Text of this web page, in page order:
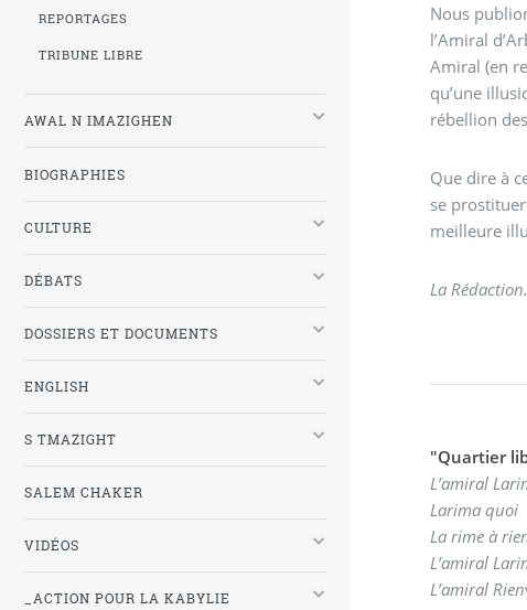
Nous
l’Amiral
Amiral (en
qu’une
rébellion
Que dire à
se
meilleure
La Rédaction.
"Quartier
L’amiral
Larima quoi
La rime à
L’amiral
L’amiral Rien
REPORTAGES
TRIBUNE LIBRE
AWAL N IMAZIGHEN
BIOGRAPHIES
CULTURE
DÉBATS
DOSSIERS ET DOCUMENTS
ENGLISH
S TMAZIGHT
SALEM CHAKER
VIDÉOS
_ACTION POUR LA KABYLIE